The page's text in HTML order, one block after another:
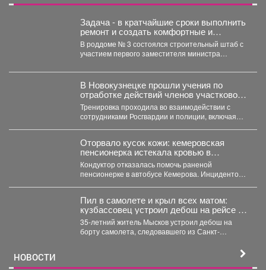
Задача - в кратчайшие сроки выполнить
ремонт и создать комфортные и
безопасные условия для будущих мам
и новорождённых.
В роддоме № 3 состоялся строительный штаб с
участием первого заместителя министра
В Новокузнецке прошли учения по
отработке действий членов участковой
избирательной комиссии в нештатных
ситуациях на предстоящих выборах.
Тренировка проходила во взаимодействии с
сотрудниками Росгвардии и полиции, включая
Оторвало кусок кожи: кемеровская
пенсионерка истекала кровью в
автобусе
Кондуктор отказалась помочь раненой
пенсионерке в автобусе Кемерова. Инцидентом
Пил в самолете и крыл всех матом:
кузбассовец устроил дебош на рейсе из
Петербурга
35-летний житель Мысков устроил дебош на
борту самолета, следовавшего из Санкт-
НОВОСТИ